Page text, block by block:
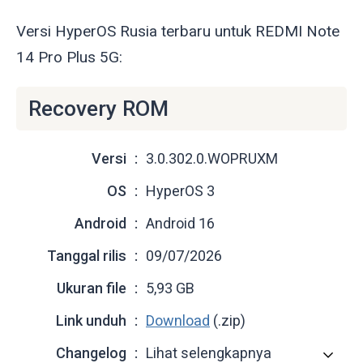
Versi HyperOS Rusia terbaru untuk REDMI Note
14 Pro Plus 5G:
Recovery ROM
Versi
3.0.302.0.WOPRUXM
OS
HyperOS 3
Android
Android 16
Tanggal rilis
09/07/2026
Ukuran file
5,93 GB
Link unduh
Download (.zip)
Changelog
Lihat selengkapnya